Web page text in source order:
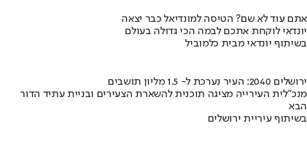
אתם עוד לא שם? הטיסה למונדיאל כבר יצאה
יונדאי לוקחת אתכם לבמה הכי גדולה בעולם
בשיתוף יונדאי מבית כלמוביל
ירושלים 2040: העיר נערכת ל- 1.5 מליון תושבים
מנכ"לית העירייה מציגה תוכנית להשארת הצעירים ובניית עתיד הדור
הבא
בשיתוף עיריית ירושלים